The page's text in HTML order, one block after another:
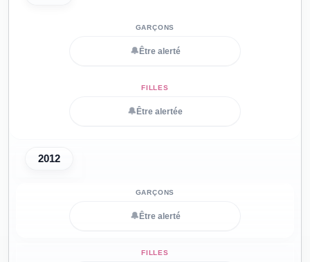
🔔 Être alerté
🔔 Être alertée
2012
🔔 Être alerté